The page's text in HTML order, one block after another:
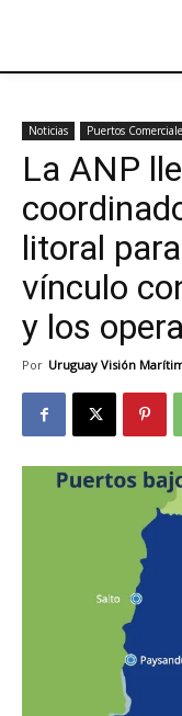
Noticias Puertos
La ANP
litoral
vínculo
y los
Por Uruguay Visión